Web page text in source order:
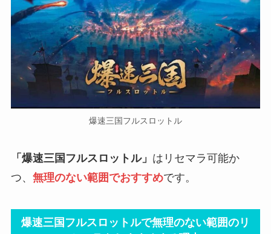
爆速三国フルスロットル
「爆速三国フルスロットル」 はリセマラ可能か
つ、 無理のない範囲でおすすめです。
爆速三国フルスロットルで無理のない範囲のリ